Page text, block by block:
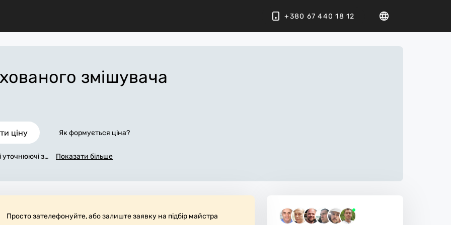
+380 67 440 18 12
змішувача
ціну Як формується ціна?
уточнюючі за
всіх робіт.
робоче
Показати більше
Просто зателефонуйте, або залиште заявку на підбір майстра